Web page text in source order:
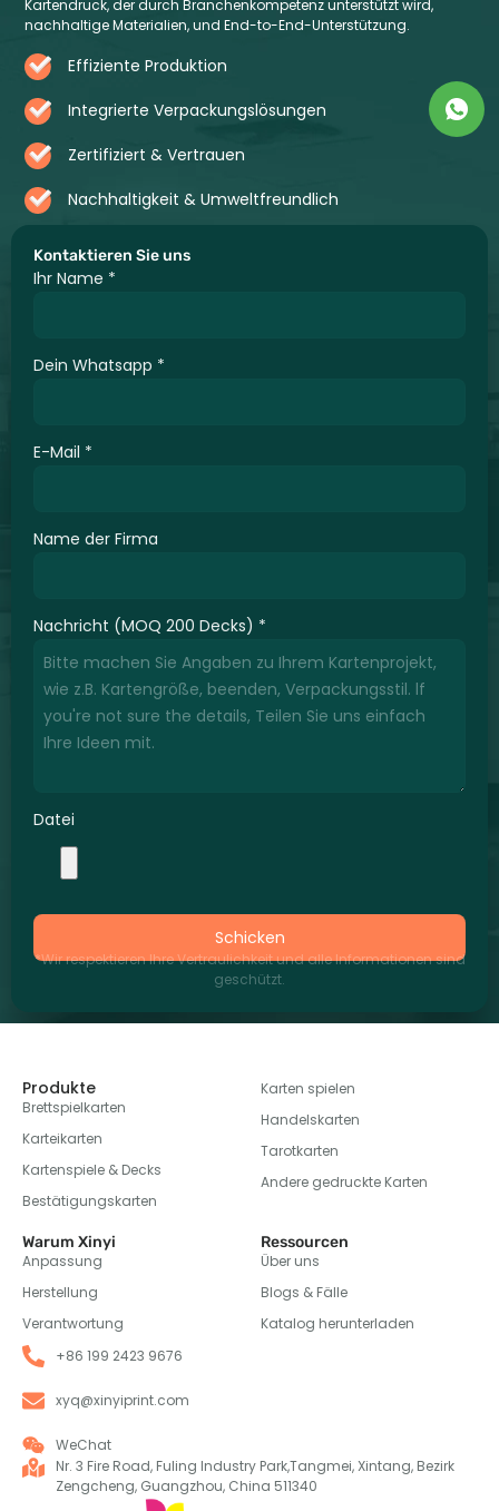
Kontaktieren Sie uns
Ihr Name *
Dein Whatsapp *
E-Mail *
Name der Firma
Nachricht (MOQ 200 Decks) *
Datei
Schicken
*Wir respektieren Ihre Vertraulichkeit und alle Informationen sind
geschützt.
Kartendruck, der durch Branchenkompetenz unterstützt wird,
nachhaltige Materialien, und End-to-End-Unterstützung.
Effiziente Produktion
Integrierte Verpackungslösungen
Zertifiziert & Vertrauen
Nachhaltigkeit & Umweltfreundlich
Produkte
Brettspielkarten
Karteikarten
Kartenspiele & Decks
Bestätigungskarten
Karten spielen
Handelskarten
Tarotkarten
Andere gedruckte Karten
Warum Xinyi
Anpassung
Herstellung
Verantwortung
Ressourcen
Über uns
Blogs & Fälle
Katalog herunterladen
+86 199 2423 9676
xyq@xinyiprint.com
WeChat
Nr. 3 Fire Road, Fuling Industry Park,Tangmei, Xintang, Bezirk
Zengcheng, Guangzhou, China 511340